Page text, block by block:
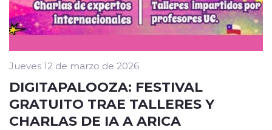
Jueves 12 de marzo de 2026
DIGITAPALOOZA: FESTIVAL
GRATUITO TRAE TALLERES Y
CHARLAS DE IA A ARICA